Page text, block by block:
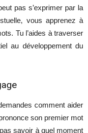
pas s’exprimer par la
vous apprenez à
Tu l’aides à traverser
au développement du
comment aider
son premier mot
savoir à quel moment